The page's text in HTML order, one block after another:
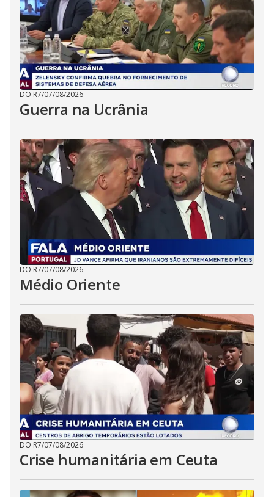
DO R7/07/08/2026
Guerra na Ucrânia
DO R7/07/08/2026
Médio Oriente
DO R7/07/08/2026
Crise humanitária em Ceuta